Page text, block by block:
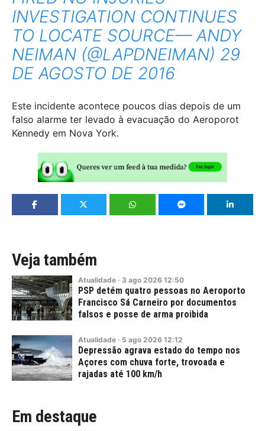
INVESTIGATION CONTINUES
TO LOCATE SOURCE— ANDY
NEIMAN (@LAPDNEIMAN) 29
DE AGOSTO DE 2016
Este incidente acontece poucos dias depois de um
falso alarme ter levado à evacuação do Aeroporot
Kennedy em Nova York.
Veja também
Atualidade · 3 ago 2026 12:50
PSP detém quatro pessoas no Aeroporto
Francisco Sá Carneiro por documentos
falsos e posse de arma proibida
Atualidade · 5 ago 2026 12:12
Depressão agrava estado do tempo nos
Açores com chuva forte, trovoada e
rajadas até 100 km/h
Em destaque